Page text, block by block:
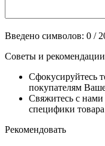
Введено символов: 0 /
Советы и
Сфокусируйтесь
покупателям
Свяжитесь с
специфики товара
Рекомендовать